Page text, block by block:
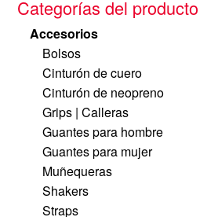
Categorías del producto
Accesorios
Bolsos
Cinturón de cuero
Cinturón de neopreno
Grips | Calleras
Guantes para hombre
Guantes para mujer
Muñequeras
Shakers
Straps